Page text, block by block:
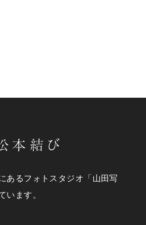
あるフォトスタジオ「山田写
います。